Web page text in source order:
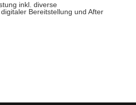
inkl. diverse
Bereitstellung und After